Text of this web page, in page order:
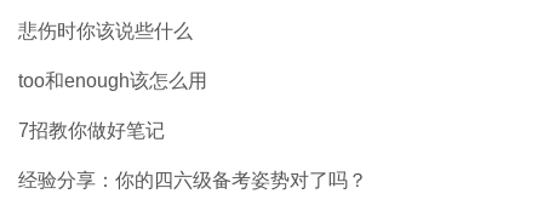
悲伤时你该说些什么
too和enough该怎么用
7招教你做好笔记
经验分享：你的四六级备考姿势对了吗？